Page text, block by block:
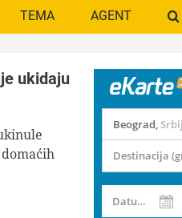
TEMA AGENT
ukidaju
Beograd,
Datum od